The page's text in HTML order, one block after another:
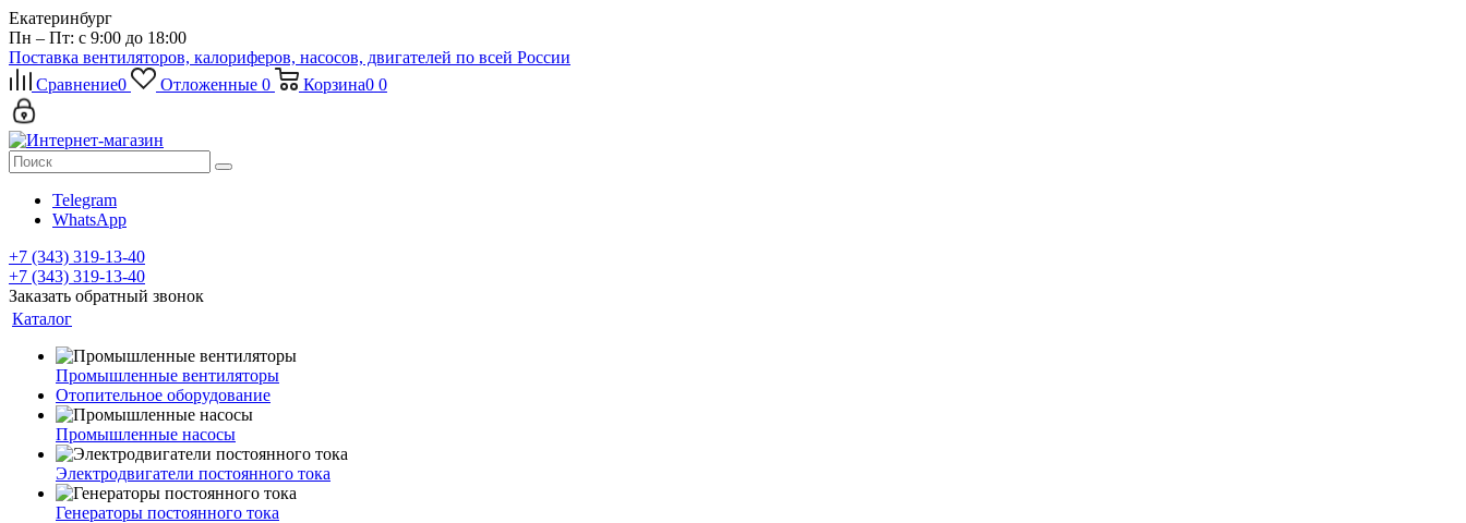
Екатеринбург
Пн – Пт: с 9:00 до 18:00
Поставка вентиляторов, калориферов, насосов, двигателей по всей России
Сравнение0 Отложенные 0 Корзина0 0
Telegram
WhatsApp
+7 (343) 319-13-40
+7 (343) 319-13-40
Заказать обратный звонок
Каталог
Промышленные вентиляторы
Отопительное оборудование
Промышленные насосы
Электродвигатели постоянного тока
Генераторы постоянного тока